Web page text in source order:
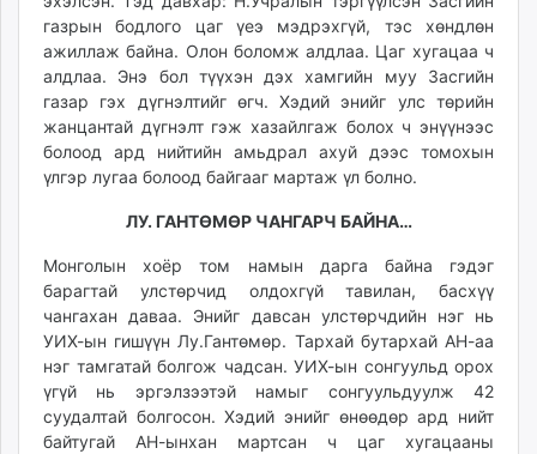
газрын бодлого цаг үеэ мэдрэхгүй, тэс хөндлөн
ажиллаж байна. Олон боломж алдлаа. Цаг хугацаа ч
алдлаа. Энэ бол түүхэн дэх хамгийн муу Засгийн
газар гэх дүгнэлтийг өгч. Хэдий энийг улс төрийн
жанцантай дүгнэлт гэж хазайлгаж болох ч энүүнээс
болоод ард нийтийн амьдрал ахуй дээс томохын
үлгэр лугаа болоод байгааг мартаж үл болно.
ЛУ. ГАНТӨМӨР ЧАНГАРЧ БАЙНА…
Монголын хоёр том намын дарга байна гэдэг
барагтай улстөрчид олдохгүй тавилан, басхүү
чангахан даваа. Энийг давсан улстөрчдийн нэг нь
УИХ-ын гишүүн Лу.Гантөмөр. Тархай бутархай АН-аа
нэг тамгатай болгож чадсан. УИХ-ын сонгуульд орох
үгүй нь эргэлзээтэй намыг сонгуульдуулж 42
суудалтай болгосон. Хэдий энийг өнөөдөр ард нийт
байтугай АН-ынхан мартсан ч цаг хугацааны